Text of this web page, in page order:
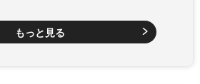
もっと見る